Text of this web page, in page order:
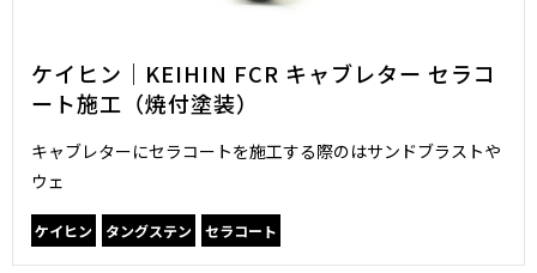
ケイヒン｜KEIHIN FCR キャブレター セラコ
ート施工（焼付塗装）
キャブレターにセラコートを施工する際のはサンドブラストや
ウェ
ケイヒン タングステン セラコート